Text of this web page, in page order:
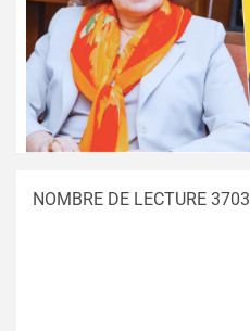
NOMBRE DE LECTURE 3703